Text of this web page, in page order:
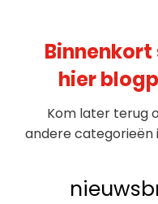
hier
Kom later terug
andere categorieën